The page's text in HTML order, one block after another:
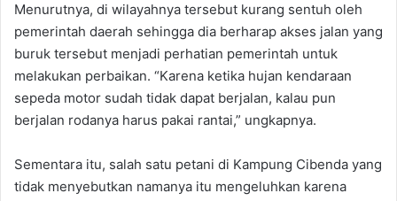
Menurutnya, di wilayahnya tersebut kurang sentuh oleh
pemerintah daerah sehingga dia berharap akses jalan yang
buruk tersebut menjadi perhatian pemerintah untuk
melakukan perbaikan. “Karena ketika hujan kendaraan
sepeda motor sudah tidak dapat berjalan, kalau pun
berjalan rodanya harus pakai rantai,” ungkapnya.
Sementara itu, salah satu petani di Kampung Cibenda yang
tidak menyebutkan namanya itu mengeluhkan karena